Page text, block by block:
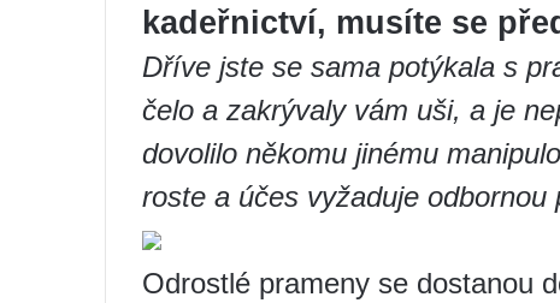
kadeřnictví, musíte se
Dříve jste se sama potýkala s
čelo a zakrývaly vám uši, a je
dovolilo někomu jinému
roste a účes vyžaduje odbornou
Odrostlé prameny se dostanou